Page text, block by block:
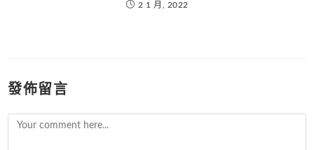
2 1 月, 2022
發佈留言
Comment